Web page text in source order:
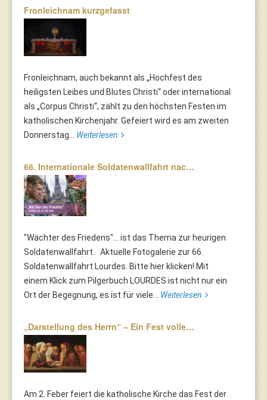
Fronleichnam kurzgefasst
Fronleichnam, auch bekannt als „Hochfest des
heiligsten Leibes und Blutes Christi“ oder international
als „Corpus Christi“, zählt zu den höchsten Festen im
katholischen Kirchenjahr. Gefeiert wird es am zweiten
Donnerstag... Weiterlesen
66. Internationale Soldatenwallfahrt nac…
"Wächter des Friedens"... ist das Thema zur heurigen
Soldatenwallfahrt. Aktuelle Fotogalerie zur 66.
Soldatenwallfahrt Lourdes. Bitte hier klicken! Mit
einem Klick zum Pilgerbuch LOURDES ist nicht nur ein
Ort der Begegnung, es ist für viele... Weiterlesen
„Darstellung des Herrn“ – Ein Fest volle…
Am 2. Feber feiert die katholische Kirche das Fest der